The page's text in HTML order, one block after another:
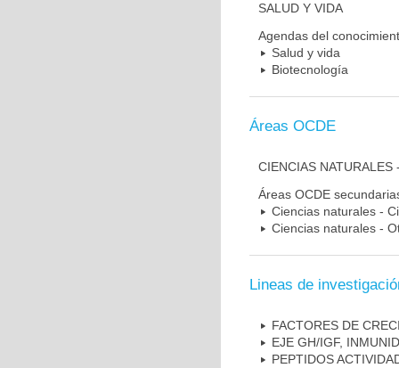
SALUD Y VIDA
Agendas del
Salud y vida
Biotecnología
Áreas OCDE
CIENCIAS
Áreas OCDE
Ciencias naturales -
Ciencias naturales -
Lineas de
FACTORES DE
EJE GH/IGF,
PEPTIDOS